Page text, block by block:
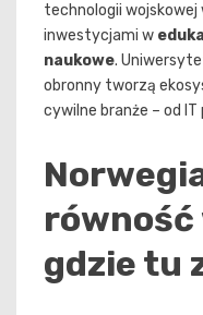
technologii wojskowej
inwestycjami w
naukowe.
obronny tworzą
cywilne branże – od
równość
gdzie tu